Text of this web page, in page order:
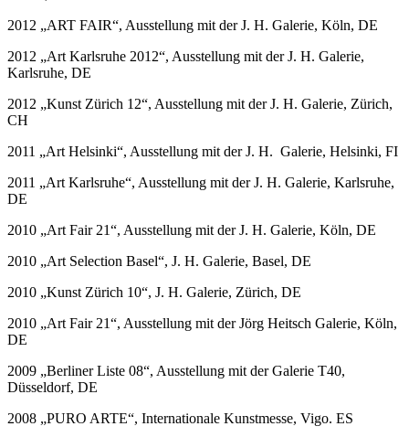
2012 „ART FAIR“, Ausstellung mit der J. H. Galerie, Köln, DE
2012 „Art Karlsruhe 2012“, Ausstellung mit der J. H. Galerie,
Karlsruhe, DE
2012 „Kunst Zürich 12“, Ausstellung mit der J. H. Galerie, Zürich,
CH
2011 „Art Helsinki“, Ausstellung mit der J. H. Galerie, Helsinki, FI
2011 „Art Karlsruhe“, Ausstellung mit der J. H. Galerie, Karlsruhe,
DE
2010 „Art Fair 21“, Ausstellung mit der J. H. Galerie, Köln, DE
2010 „Art Selection Basel“, J. H. Galerie, Basel, DE
2010 „Kunst Zürich 10“, J. H. Galerie, Zürich, DE
2010 „Art Fair 21“, Ausstellung mit der Jörg Heitsch Galerie, Köln,
DE
2009 „Berliner Liste 08“, Ausstellung mit der Galerie T40,
Düsseldorf, DE
2008 „PURO ARTE“, Internationale Kunstmesse, Vigo. ES